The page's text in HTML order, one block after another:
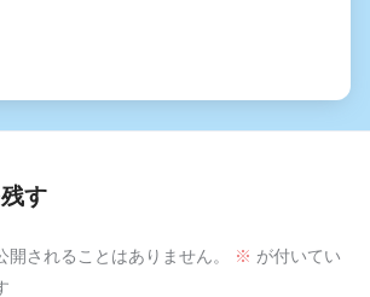
す
開されることはありません。 ※ が付いてい